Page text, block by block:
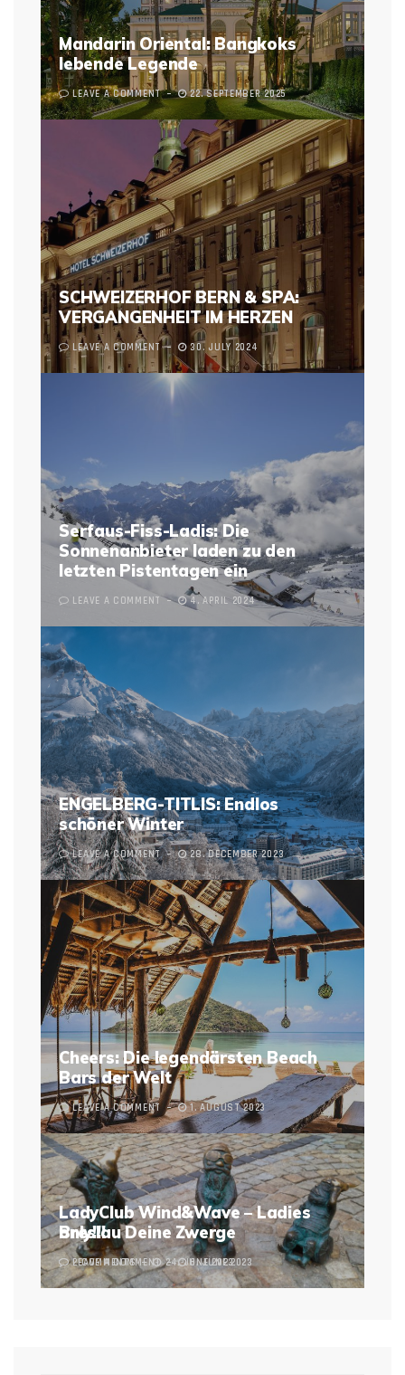
Mandarin Oriental: Bangkoks
lebende Legende
LEAVE A COMMENT 22. SEPTEMBER 2025
SCHWEIZERHOF BERN & SPA:
VERGANGENHEIT IM HERZEN
LEAVE A COMMENT 30. JULY 2024
Serfaus-Fiss-Ladis: Die
Sonnenanbieter laden zu den
letzten Pistentagen ein
LEAVE A COMMENT 4. APRIL 2024
ENGELBERG-TITLIS: Endlos
schöner Winter
LEAVE A COMMENT 28. DECEMBER 2023
Cheers: Die legendärsten Beach
Bars der Welt
LEAVE A COMMENT 1. AUGUST 2023
Breslau Deine Zwerge
2 COMMENTS 24. JUNE 2023
LadyClub Wind&Wave – Ladies
only!!!
LEAVE A COMMENT 6. JUNE 2023